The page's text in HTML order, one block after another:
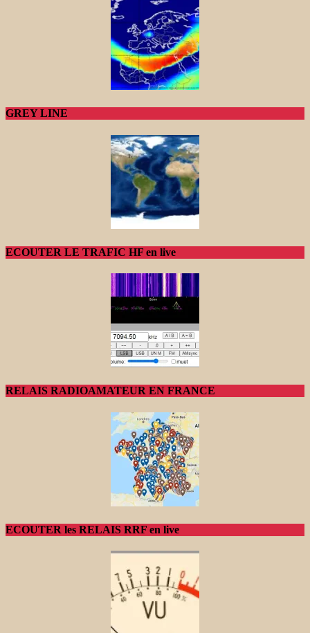
GREY LINE
ECOUTER LE TRAFIC HF en live
RELAIS RADIOAMATEUR EN FRANCE
ECOUTER les RELAIS RRF en live